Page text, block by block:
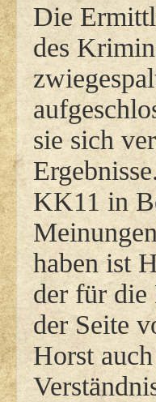
Die
des
sie sich
KK11 in
haben ist
der für die
der Seite
Horst